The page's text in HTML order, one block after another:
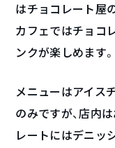
はチョコレート屋
カフェではチョコ
ンクが楽しめます。
メニューはアイス
のみですが、店内
レートにはデニッ